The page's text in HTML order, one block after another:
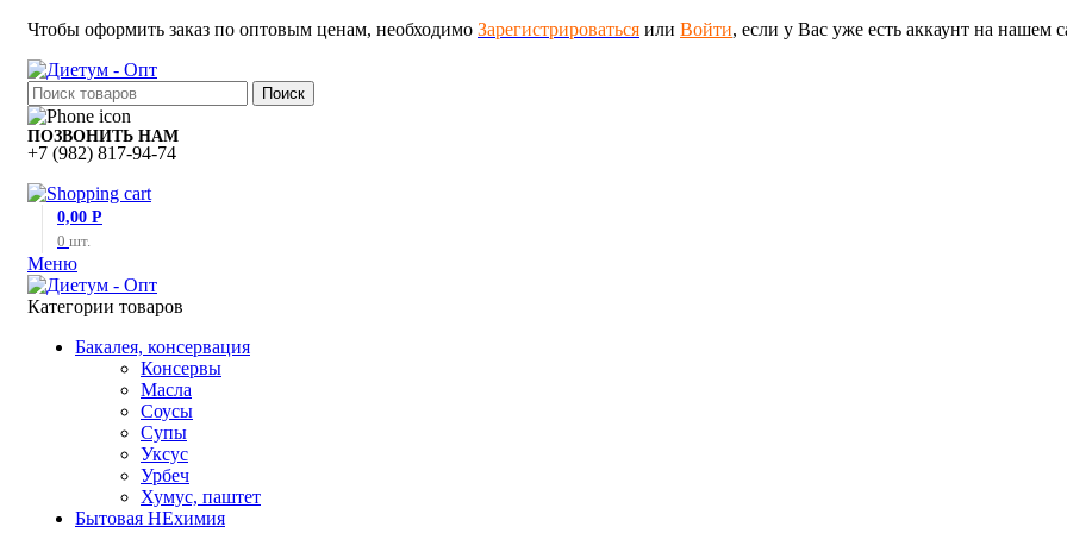
Чтобы оформить заказ по оптовым ценам, необходимо Зарегистрироваться или Войти, если у Вас уже есть аккаунт на нашем
Поиск
ПОЗВОНИТЬ НАМ
+7 (982) 817-94-74
0 шт.
0,00 Р
Меню
Категории товаров
Бакалея, консервация
Консервы
Масла
Соусы
Супы
Уксус
Урбеч
Хумус, паштет
Бытовая НЕхимия